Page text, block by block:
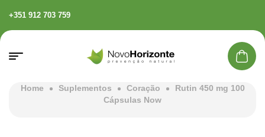
+351 912 703 759
Home Suplementos Coração
Rutin 450 mg 100
Cápsulas Now